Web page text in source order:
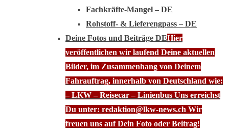
Fachkräfte-Mangel – DE
Rohstoff- & Lieferengpass – DE
Deine Fotos und Beiträge DEHier
veröffentlichen wir laufend Deine aktuellen
Bilder, im Zusammenhang von Deinem
Fahrauftrag, innerhalb von Deutschland wie:
– LKW – Reisecar – Linienbus Uns erreichst
Du unter: redaktion@lkw-news.ch Wir
freuen uns auf Dein Foto oder Beitrag!